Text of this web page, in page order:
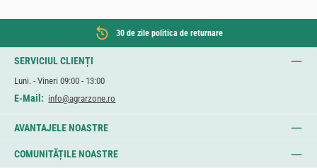
30 de zile politica de returnare
SERVICIUL CLIENȚI
Luni. - Vineri 09:00 - 13:00
E-Mail: info@agrarzone.ro
AVANTAJELE NOASTRE
COMUNITĂȚILE NOASTRE